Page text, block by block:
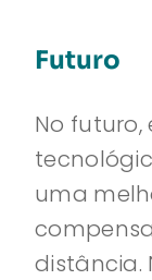
Futuro
No
uma
distância.